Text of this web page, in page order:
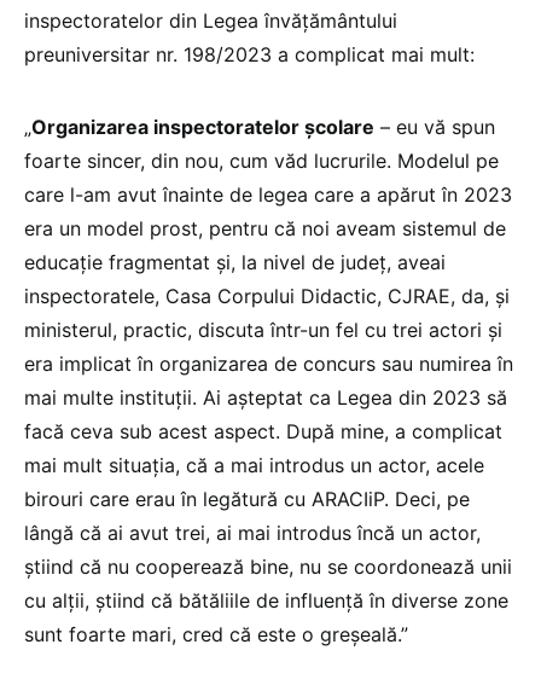
inspectoratelor din Legea învățământului
preuniversitar nr. 198/2023 a complicat mai mult:
„Organizarea inspectoratelor școlare – eu vă spun
foarte sincer, din nou, cum văd lucrurile. Modelul pe
care l-am avut înainte de legea care a apărut în 2023
era un model prost, pentru că noi aveam sistemul de
educație fragmentat și, la nivel de județ, aveai
inspectoratele, Casa Corpului Didactic, CJRAE, da, și
ministerul, practic, discuta într-un fel cu trei actori și
era implicat în organizarea de concurs sau numirea în
mai multe instituții. Ai așteptat ca Legea din 2023 să
facă ceva sub acest aspect. După mine, a complicat
mai mult situația, că a mai introdus un actor, acele
birouri care erau în legătură cu ARACIiP. Deci, pe
lângă că ai avut trei, ai mai introdus încă un actor,
știind că nu cooperează bine, nu se coordonează unii
cu alții, știind că bătăliile de influență în diverse zone
sunt foarte mari, cred că este o greșeală.”